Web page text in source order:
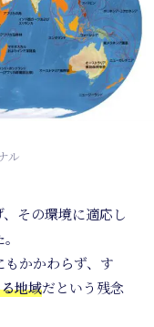
ル
その環境に適応し
かかわらず、す
地域だという残念